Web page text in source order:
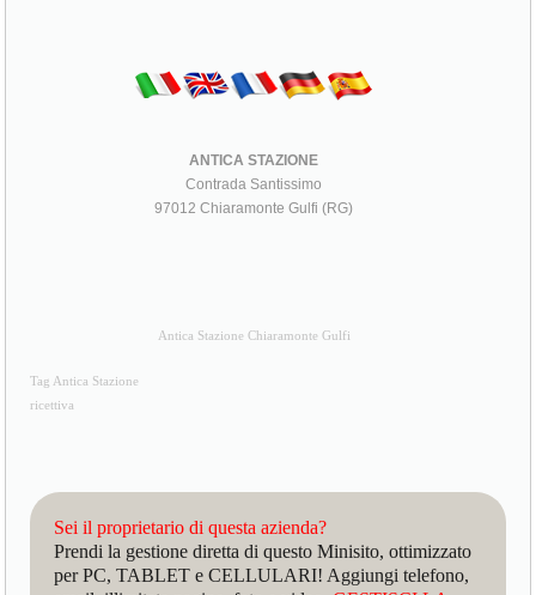
ANTICA STAZIONE
Contrada Santissimo
97012 Chiaramonte Gulfi (RG)
Antica Stazione Chiaramonte Gulfi
Tag Antica Stazione
ricettiva
Sei il proprietario di questa azienda?
Prendi la gestione diretta di questo Minisito, ottimizzato
per PC, TABLET e CELLULARI! Aggiungi telefono,